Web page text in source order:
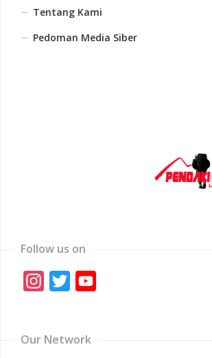
Tentang Kami
Pedoman Media Siber
Follow us on
Instagram
Twitter
Our Network